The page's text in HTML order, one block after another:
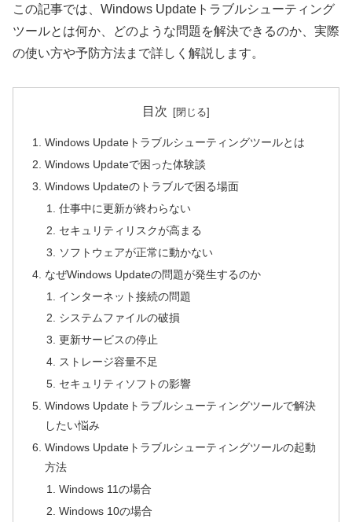
この記事では、Windows Updateトラブルシューティング
ツールとは何か、どのような問題を解決できるのか、実際
の使い方や予防方法まで詳しく解説します。
目次
Windows Updateトラブルシューティングツールとは
Windows Updateで困った体験談
Windows Updateのトラブルで困る場面
仕事中に更新が終わらない
セキュリティリスクが高まる
ソフトウェアが正常に動かない
なぜWindows Updateの問題が発生するのか
インターネット接続の問題
システムファイルの破損
更新サービスの停止
ストレージ容量不足
セキュリティソフトの影響
Windows Updateトラブルシューティングツールで解決
したい悩み
Windows Updateトラブルシューティングツールの起動
方法
Windows 11の場合
Windows 10の場合